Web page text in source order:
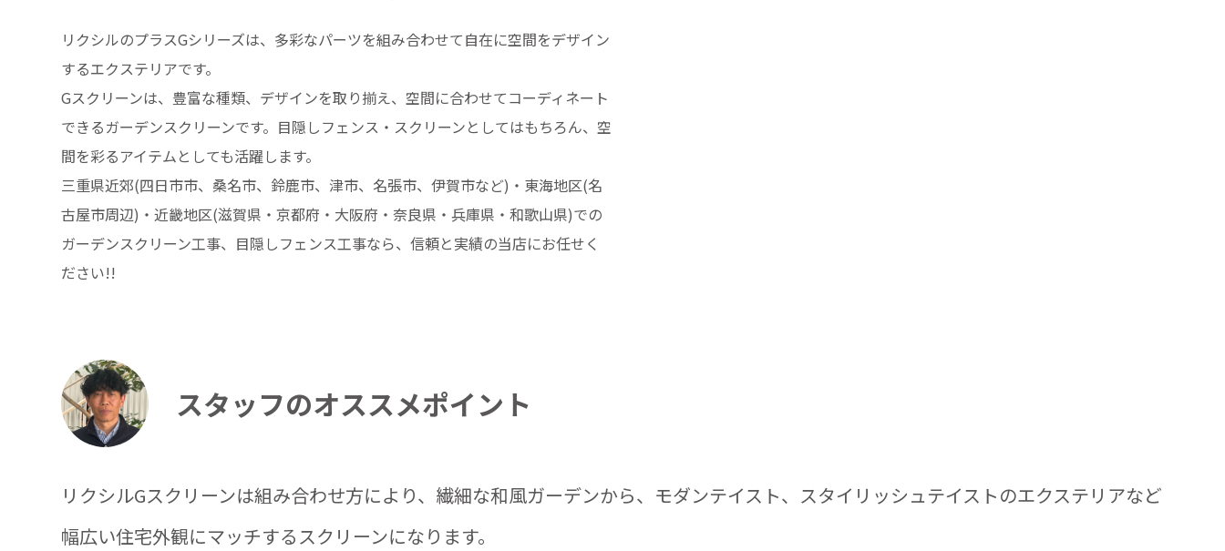
リクシルのプラスGシリーズは、多彩なパーツを組み合わせて自在に空間をデザイン
するエクステリアです。
Gスクリーンは、豊富な種類、デザインを取り揃え、空間に合わせてコーディネート
できるガーデンスクリーンです。目隠しフェンス・スクリーンとしてはもちろん、空
間を彩るアイテムとしても活躍します。
三重県近郊(四日市市、桑名市、鈴鹿市、津市、名張市、伊賀市など)・東海地区(名
古屋市周辺)・近畿地区(滋賀県・京都府・大阪府・奈良県・兵庫県・和歌山県)での
ガーデンスクリーン工事、目隠しフェンス工事なら、信頼と実績の当店にお任せく
ださい!!
スタッフのオススメポイント
リクシルGスクリーンは組み合わせ方により、繊細な和風ガーデンから、モダンテイスト、スタイリッシュテイストのエクステリアなど
幅広い住宅外観にマッチするスクリーンになります。